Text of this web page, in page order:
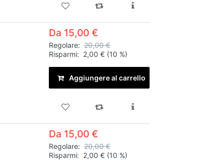
Da 15,00 €
Regolare: 20,00 €
Risparmi: 2,00 € (10 %)
Aggiungere al carrello
Da 15,00 €
Regolare: 20,00 €
Risparmi: 2,00 € (10 %)